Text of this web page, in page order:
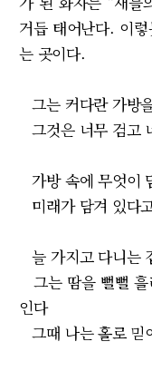
거듭 태어난다. 이
는 곳이다.
그는 커다란 가방
그것은 너무 검고
가방 속에 무엇이
미래가 담겨 있다
늘 가지고 다니는
그는 땀을 뻘뻘 흘
인다
그때 나는 홀로 믿